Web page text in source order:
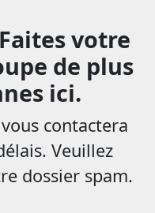
votre
de plus
ici.
contactera
Veuillez
dossier spam.